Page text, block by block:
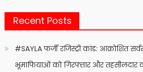
Recent Posts
#SAYLA फर्जी रजिस्ट्री कांड: आक्रोशित
भूमाफियाओं को गिरफ्तार और